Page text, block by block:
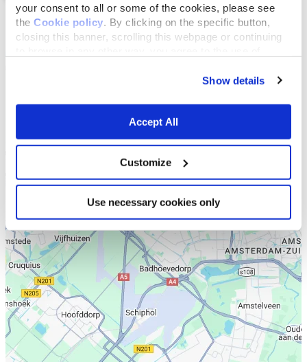
your consent to all or some of the cookies, please see
the Cookie policy . By clicking on the specific button,
closing this banner, scrolling this webpage or continuing
Show details
Accept All
Customize
Use necessary cookies only
Lijst Kaart